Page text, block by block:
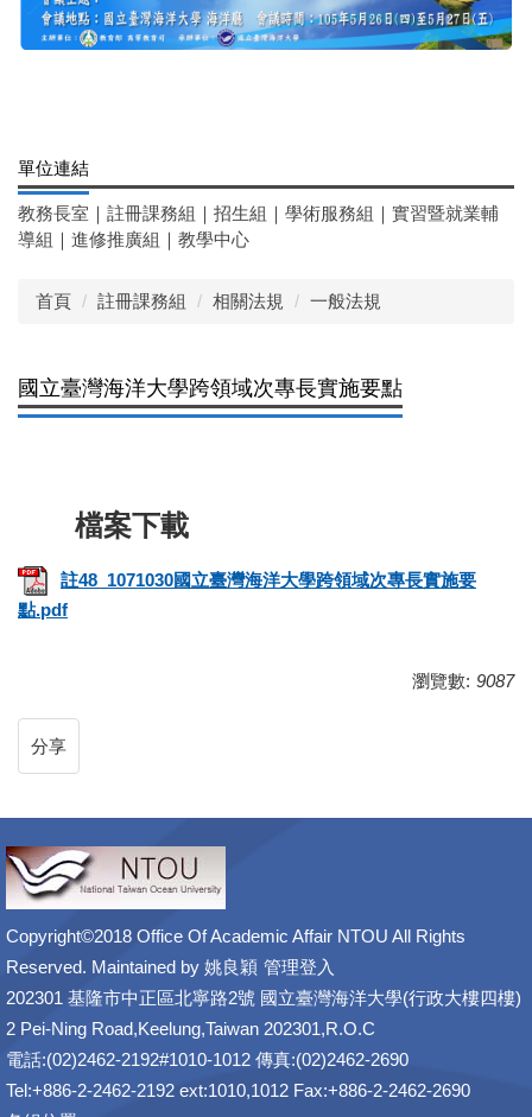
單位連結
教務長室 ｜ 註冊課務組 ｜ 招生組 ｜ 學術服務組 ｜ 實習暨就業輔
導組 ｜ 進修推廣組 ｜ 教學中心
首頁 註冊課務組 相關法規 一般法規
國立臺灣海洋大學跨領域次專長實施要點
註48_1071030國立臺灣海洋大學跨領域次專長實施要
點.pdf
瀏覽數: 9087
分享
Copyright©2018 Office Of Academic Affair NTOU All Rights
Reserved. Maintained by 姚良穎 管理登入
202301 基隆市中正區北寧路2號 國立臺灣海洋大學(行政大樓四樓)
2 Pei-Ning Road,Keelung,Taiwan 202301,R.O.C
電話:(02)2462-2192#1010-1012 傳真:(02)2462-2690
Tel:+886-2-2462-2192 ext:1010,1012 Fax:+886-2-2462-2690